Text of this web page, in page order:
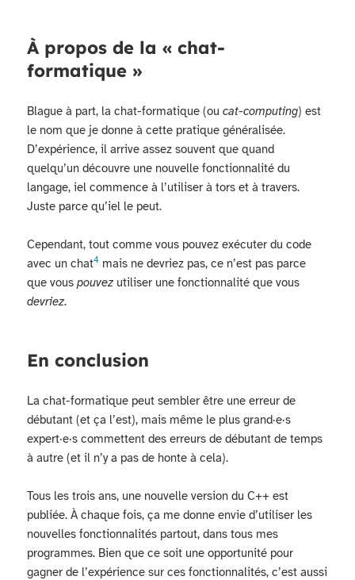
À propos de la « chat-
formatique »
Blague à part, la chat-formatique (oucat-computing) est
le nom que je donne à cette pratique généralisée.
D’expérience, il arrive assez souvent que quand
quelqu’un découvre une nouvelle fonctionnalité du
langage, iel commence à l’utiliser à tors et à travers.
Juste parce qu’iel le peut.
Cependant, tout comme vous pouvez exécuter du code
avec un chat4 mais ne devriez pas, ce n’est pas parce
que vouspouvez utiliser une fonctionnalité que vous
devriez.
En conclusion
La chat-formatique peut sembler être une erreur de
débutant (et ça l’est), mais même le plus grand·e·s
expert·e·s commettent des erreurs de débutant de temps
à autre (et il n’y a pas de honte à cela).
Tous les trois ans, une nouvelle version du C++ est
publiée. À chaque fois, ça me donne envie d’utiliser les
nouvelles fonctionnalités partout, dans tous mes
programmes. Bien que ce soit une opportunité pour
gagner de l’expérience sur ces fonctionnalités, c’est aussi